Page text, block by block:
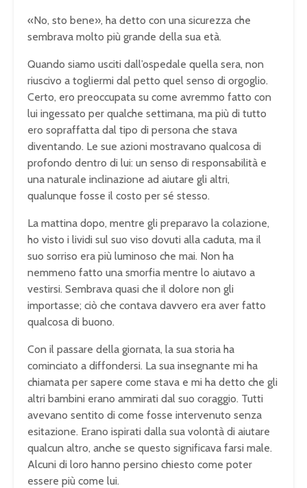
«No, sto bene», ha detto con una sicurezza che
sembrava molto più grande della sua età.
Quando siamo usciti dall’ospedale quella sera, non
riuscivo a togliermi dal petto quel senso di orgoglio.
Certo, ero preoccupata su come avremmo fatto con
lui ingessato per qualche settimana, ma più di tutto
ero sopraffatta dal tipo di persona che stava
diventando. Le sue azioni mostravano qualcosa di
profondo dentro di lui: un senso di responsabilità e
una naturale inclinazione ad aiutare gli altri,
qualunque fosse il costo per sé stesso.
La mattina dopo, mentre gli preparavo la colazione,
ho visto i lividi sul suo viso dovuti alla caduta, ma il
suo sorriso era più luminoso che mai. Non ha
nemmeno fatto una smorfia mentre lo aiutavo a
vestirsi. Sembrava quasi che il dolore non gli
importasse; ciò che contava davvero era aver fatto
qualcosa di buono.
Con il passare della giornata, la sua storia ha
cominciato a diffondersi. La sua insegnante mi ha
chiamata per sapere come stava e mi ha detto che gli
altri bambini erano ammirati dal suo coraggio. Tutti
avevano sentito di come fosse intervenuto senza
esitazione. Erano ispirati dalla sua volontà di aiutare
qualcun altro, anche se questo significava farsi male.
Alcuni di loro hanno persino chiesto come poter
essere più come lui.